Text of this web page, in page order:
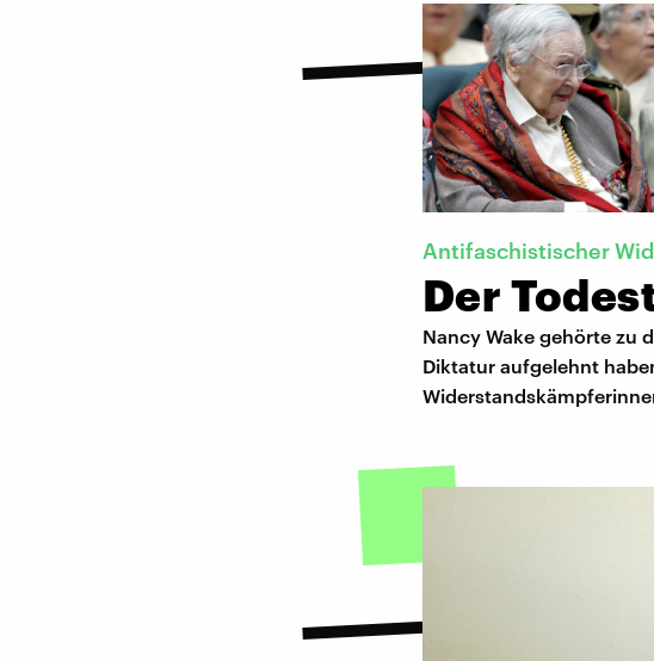
Antifaschistischer
Der
Nancy Wake gehörte zu
Diktatur aufgelehnt